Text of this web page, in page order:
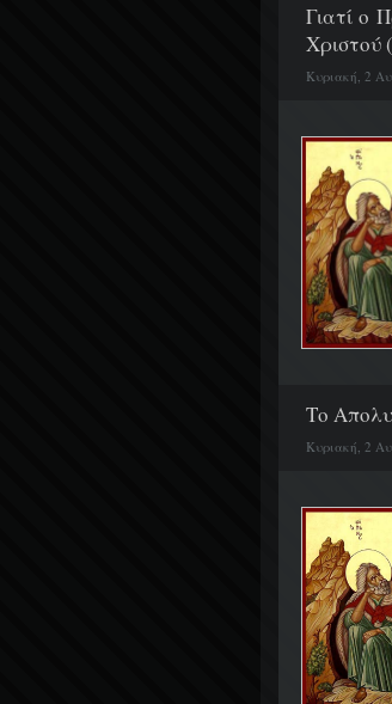
Γιατί ο
Χριστού
Κυριακή, 2
Το
Κυριακή, 2